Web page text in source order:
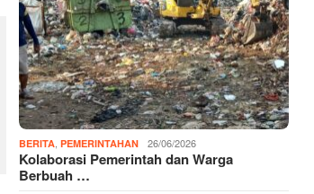
BERITA,PEMERINTAHAN 26/06/2026
Kolaborasi Pemerintah dan Warga
Berbuah …